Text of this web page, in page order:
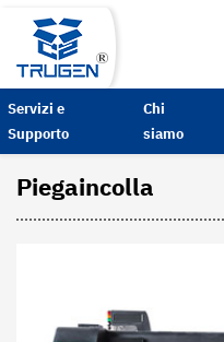
Servizi e
Supporto
Chi
siamo
Piegaincolla